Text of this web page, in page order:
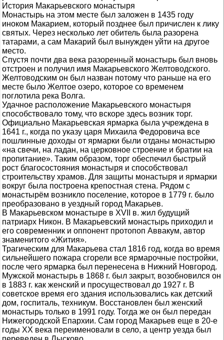
История Макарьевского монастыря
Монастырь на этом месте был заложен в 1435 году
иноком Макарием, который позднее был причислен к лику
святых. Через несколько лет обитель была разорена
татарами, а сам Макарий был вынужден уйти на другое
место.
Спустя почти два века разоренный монастырь был вновь
отстроен и получил имя Макарьевского Желтоводского.
Желтоводским он был назван потому что раньше на его
месте было Желтое озеро, которое со временем
поглотила река Волга.
Удачное расположение Макарьевского монастыря
способствовало тому, что вскоре здесь возник торг.
Официально Макарьевская ярмарка была учреждена в
1641 г., когда по указу царя Михаила Федоровича все
пошлинные доходы от ярмарки были отданы монастырю
«на свечи, на ладан, на церковное строение и братии на
пропитание». Таким образом, торг обеспечил быстрый
рост благосостояния монастыря и способствовал
строительству храмов. Для защиты монастыря и ярмарки
вокруг была построена крепостная стена. Рядом с
монастырём возникло поселение, которое в 1779 г. было
преобразовано в уездный город Макарьев.
В Макарьевском монастыре в XVII в. жил будущий
патриарх Никон. В Макарьевский монастырь приходил и
его современник и оппонент протопоп Аввакум, автор
знаменитого «Жития».
Трагическим для Макарьева стал 1816 год, когда во время
сильнейшего пожара сгорели все ярмарочные постройки,
после чего ярмарка был перенесена в Нижний Новгород.
Мужской монастырь в 1868 г. был закрыт, возобновился он
в 1883 г. как женский и просуществовал до 1927 г. В
советское время его здания использовались как детский
дом, госпиталь, техникум. Восстановлен был женский
монастырь только в 1991 году. Тогда же он был передан
Нижегородской Епархии. Сам город Макарьев еще в 20-е
годы XX века переименовали в село, а центр уезда был